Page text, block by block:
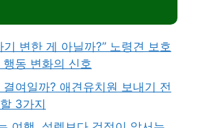
기 변한 게 아닐까?” 노령견 보호
동 변화의 신호
여일까? 애견유치원 보내기 전
3가지